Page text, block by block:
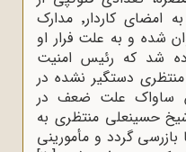
اسناد سفارت ایران در بغداد به امضای کاردار٬ مدارک
شده و به علت فرار او
شد که رئیس امنیت
دستگیر نشده در
ساواک علت ضعف در
حسینعلی منتظری به
آنها بازرسی گردد و مأمورینی